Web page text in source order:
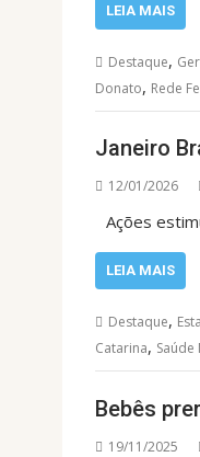
LEIA MAIS
Destaque,
Donato, Rede
Janeiro
12/01/2026
Ações
LEIA MAIS
Destaque,
Catarina, Saúde
Bebês
19/11/2025